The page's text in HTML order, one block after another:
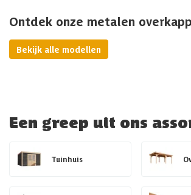
Ontdek onze metalen
Bekijk alle modellen
Een greep uit ons
Tuinhuis